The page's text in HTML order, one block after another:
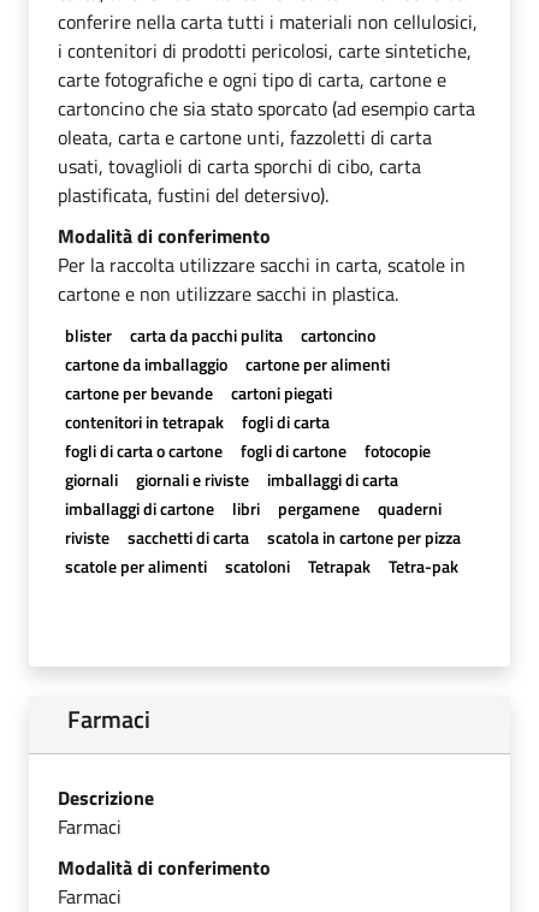
conferire nella carta tutti i materiali non cellulosici,
i contenitori di prodotti pericolosi, carte sintetiche,
carte fotografiche e ogni tipo di carta, cartone e
cartoncino che sia stato sporcato (ad esempio carta
oleata, carta e cartone unti, fazzoletti di carta
usati, tovaglioli di carta sporchi di cibo, carta
plastificata, fustini del detersivo).
Modalità di conferimento
Per la raccolta utilizzare sacchi in carta, scatole in
cartone e non utilizzare sacchi in plastica.
blister carta da pacchi pulita
cartoncino
cartone da imballaggio
cartone per alimenti
cartone per bevande
cartoni piegati
contenitori in tetrapak
fogli di carta
fogli di carta o cartone
fogli di cartone
fotocopie
giornali
giornali e riviste
imballaggi di carta
imballaggi di cartone
libri pergamene
quaderni
riviste
sacchetti di carta
scatola in cartone per pizza
scatole per alimenti
scatoloni Tetrapak Tetra-pak
Farmaci
Descrizione
Farmaci
Modalità di conferimento
Farmaci